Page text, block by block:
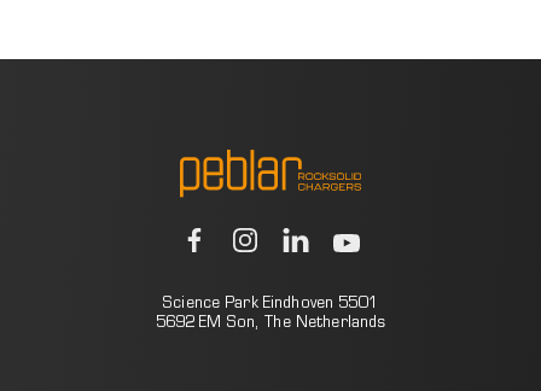
Science Park Eindhoven 5501
5692 EM Son, The Netherlands